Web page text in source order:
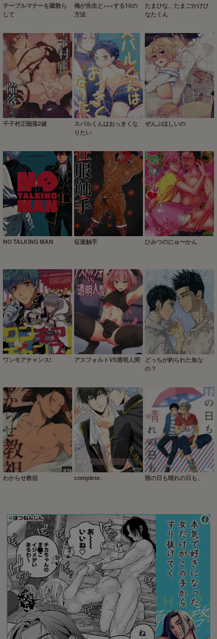
テーブルマナーを蹴散ら
して
俺が先生と×××する10の
方法
たまひな、たまごかけひ
なたくん
千子村正陥落2破
スバルくんはおっきくな
りたい
ぜんぶほしいの
NO TALKING MAN 征服触手 ひみつのにゅ〜かん
ワンモアチャンス! アスフォルトVS透明人間
どっちが釣られた魚な
の？
わからせ教祖 complete. 雨の日も晴れの日も、